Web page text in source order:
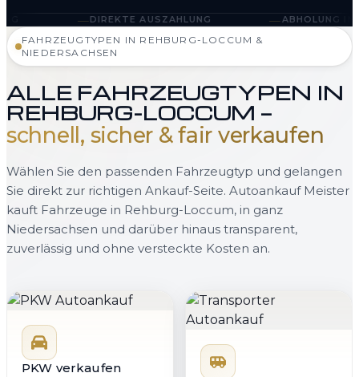
AUSZAHLUNG —ABHOLUNG IN REHBURG-
FAHRZEUGTYPEN IN REHBURG-LOCCUM &
NIEDERSACHSEN
ALLE FAHRZEUGTYPEN IN
REHBURG-LOCCUM —
schnell, sicher & fair verkaufen
Wählen Sie den passenden Fahrzeugtyp und gelangen
Sie direkt zur richtigen Ankauf-Seite. Autoankauf Meister
kauft Fahrzeuge in Rehburg-Loccum, in ganz
Niedersachsen und darüber hinaus transparent,
zuverlässig und ohne versteckte Kosten an.
PKW verkaufen